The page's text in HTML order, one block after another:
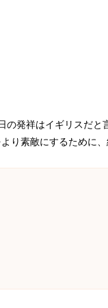
発祥はイギリスだ
り素敵にするために